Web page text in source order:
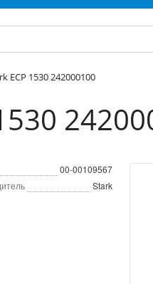
ECP 1530 242000100
00-00109567
Stark